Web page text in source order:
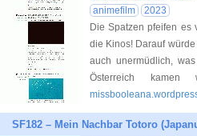
animefilm
2023
Die Spatzen pfeifen es
die Kinos! Darauf
auch unermüdlich,
Österreich
SF182 – Mein Nachbar Totoro